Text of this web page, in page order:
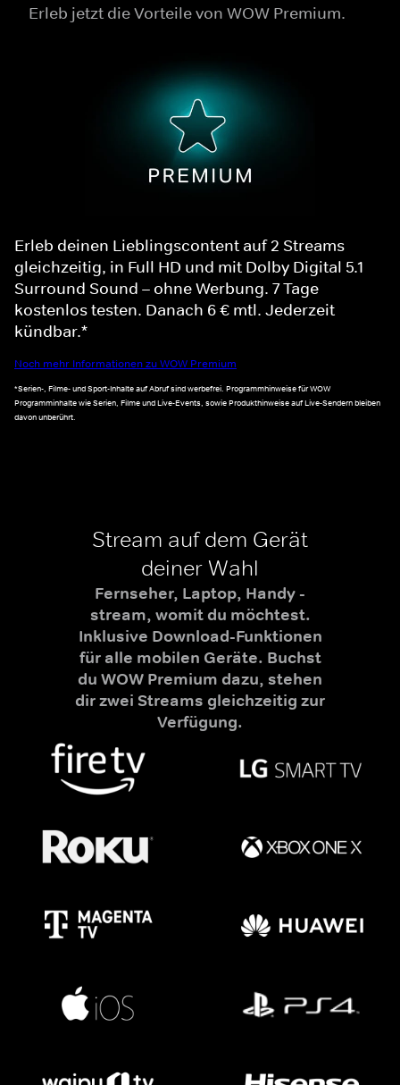
Erleb jetzt die Vorteile von WOW Premium.
Erleb deinen Lieblingscontent auf 2 Streams
gleichzeitig, in Full HD und mit Dolby Digital 5.1
Surround Sound – ohne Werbung. 7 Tage
kostenlos testen. Danach 6 € mtl. Jederzeit
kündbar.*
Noch mehr Informationen zu WOW Premium
*Serien-, Filme- und Sport-Inhalte auf Abruf sind werbefrei. Programmhinweise für WOW
Programminhalte wie Serien, Filme und Live-Events, sowie Produkthinweise auf Live-Sendern bleiben
davon unberührt.
Stream auf dem Gerät
deiner Wahl
Fernseher, Laptop, Handy -
stream, womit du möchtest.
Inklusive Download-Funktionen
für alle mobilen Geräte. Buchst
du WOW Premium dazu, stehen
dir zwei Streams gleichzeitig zur
Verfügung.